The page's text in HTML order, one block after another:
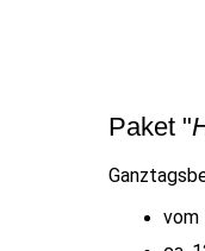
Paket "
vom